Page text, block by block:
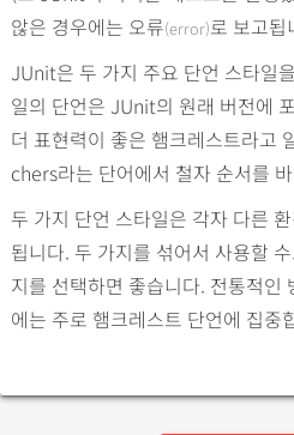
않은 경우에는 오류(error)로 보고됩
JUnit은 두 가지 주요 단언 스타일
일의 단언은 JUnit의 원래 버전에
더 표현력이 좋은 햄크레스트라고
chers라는 단어에서 철자 순서를
두 가지 단언 스타일은 각자 다른
됩니다. 두 가지를 섞어서 사용할
지를 선택하면 좋습니다. 전통적인
에는 주로 햄크레스트 단언에 집중